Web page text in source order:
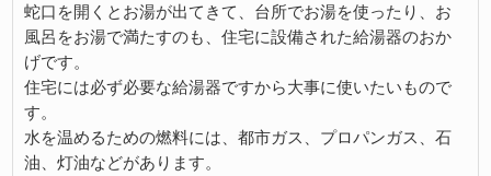
蛇口を開くとお湯が出てきて、台所でお湯を使ったり、お
風呂をお湯で満たすのも、住宅に設備された給湯器のおか
げです。
住宅には必ず必要な給湯器ですから大事に使いたいもので
す。
水を温めるための燃料には、都市ガス、プロパンガス、石
油、灯油などがあります。